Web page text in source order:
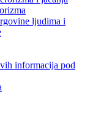
ljudima i
informacija pod